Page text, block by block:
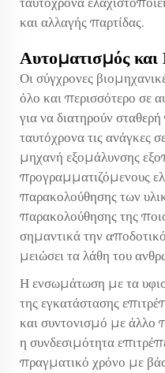
και αλλαγής παρτίδας.
Αυτοματισμός
Οι σύγχρονες
όλο και περισσότερο σε
για να διατηρούν
ταυτόχρονα τις ανάγκες
μηχανή εξομάλυνσης
προγραμματιζόμενους
παρακολούθησης των
παρακολούθησης της
σημαντικά την
μειώσει τα λάθη του
Η ενσωμάτωση με τα
της εγκατάστασης
και συντονισμό με άλλο
η συνδεσιμότητα
πραγματικό χρόνο με